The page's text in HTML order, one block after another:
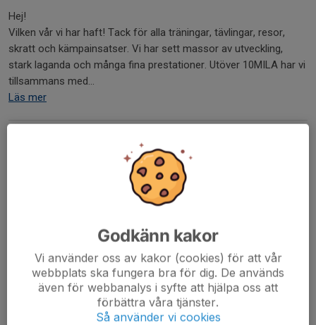
Hej!
Vilken vår vi har haft! Tack för alla träningar, tävlingar, resor,
skratt och kämpainsatser. Vi har sett massor av utveckling,
stark laganda och många fina prestationer. Utöver 10MILA har vi
tillsammans med...
Läs mer
Herrarnas framfart i Jukolaskogen
4 kommentarer
I natt har herrarna kämpat med start i spöregn och målgång i
solsken. Båda lagen gjorde fina insatser men många fick kämpa
Godkänn kakor
Vi använder oss av kakor (cookies) för att vår
webbplats ska fungera bra för dig. De används
även för webbanalys i syfte att hjälpa oss att
förbättra våra tjänster.
Så använder vi cookies